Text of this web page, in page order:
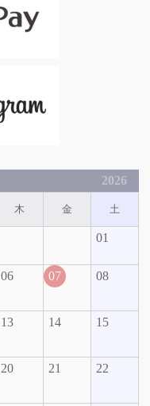
2026
木 金 土
01
06 07 08
13 14 15
20 21 22